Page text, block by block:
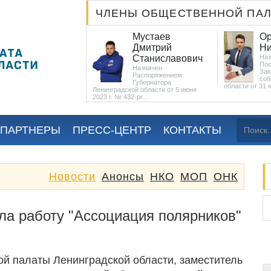
ЧЛЕНЫ ОБЩЕСТВЕННОЙ
Анатольевна
Назначена
Постановлением
Законодательного
Мустаев
Дмитрий
Станиславович
Назначен
Распоряжением
Губернатора
Ленинградской области от 5 июня
2023 г. № 432-рг...
области от 31
ПРЕСС-ЦЕНТР КОНТАКТЫ
ОНК
МОП
НКО
Анонсы
Новости
работу "Ассоциация полярников"
палаты Ленинградской области, заместитель